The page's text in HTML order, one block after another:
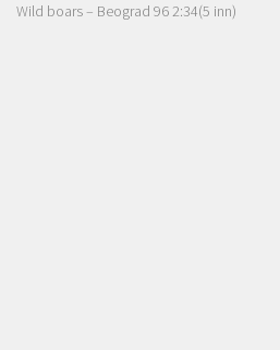
Wild boars – Beograd 96 2:34(5 inn)